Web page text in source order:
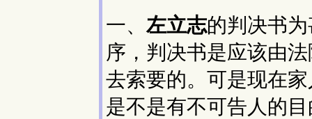
一、 左立志的判决书
序，判决书是应该由
去索要的。可是现在
是不是有不可告人的